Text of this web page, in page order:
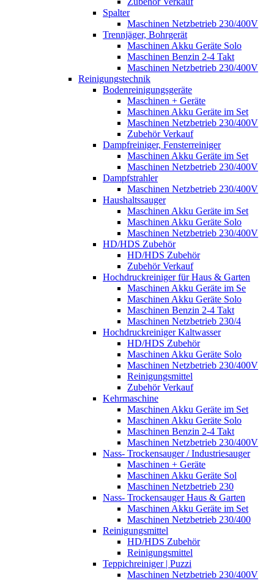
Spalter
Maschinen Netzbetrieb 230/400V
Trennjäger, Bohrgerät
Maschinen Akku Geräte Solo
Maschinen Benzin 2-4 Takt
Maschinen Netzbetrieb 230/400V
Reinigungstechnik
Bodenreinigungsgeräte
Maschinen + Geräte
Maschinen Akku Geräte im Set
Maschinen Netzbetrieb 230/400V
Zubehör Verkauf
Dampfreiniger, Fensterreiniger
Maschinen Akku Geräte im Set
Maschinen Netzbetrieb 230/400V
Dampfstrahler
Maschinen Netzbetrieb 230/400V
Haushaltssauger
Maschinen Akku Geräte im Set
Maschinen Akku Geräte Solo
Maschinen Netzbetrieb 230/400V
HD/HDS Zubehör
HD/HDS Zubehör
Zubehör Verkauf
Hochdruckreiniger für Haus & Garten
Maschinen Akku Geräte im Se
Maschinen Akku Geräte Solo
Maschinen Benzin 2-4 Takt
Maschinen Netzbetrieb 230/4
Hochdruckreiniger Kaltwasser
HD/HDS Zubehör
Maschinen Akku Geräte Solo
Maschinen Netzbetrieb 230/400V
Reinigungsmittel
Zubehör Verkauf
Kehrmaschine
Maschinen Akku Geräte im Set
Maschinen Akku Geräte Solo
Maschinen Benzin 2-4 Takt
Maschinen Netzbetrieb 230/400V
Nass- Trockensauger / Industriesauger
Maschinen + Geräte
Maschinen Akku Geräte Sol
Maschinen Netzbetrieb 230
Nass- Trockensauger Haus & Garten
Maschinen Akku Geräte im Set
Maschinen Netzbetrieb 230/400
Reinigungsmittel
HD/HDS Zubehör
Reinigungsmittel
Teppichreiniger | Puzzi
Maschinen Netzbetrieb 230/400V